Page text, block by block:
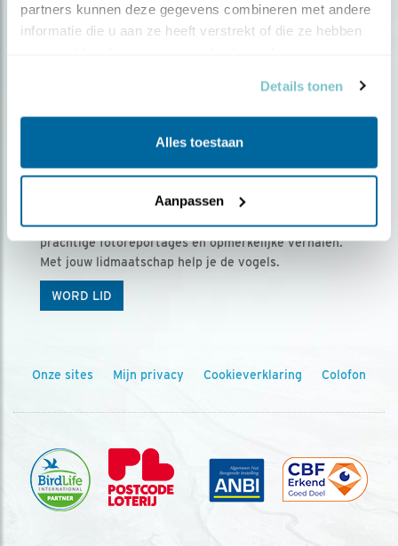
partners kunnen deze gegevens combineren met andere
informatie die u aan ze heeft verstrekt of die ze hebben
Details tonen
Alles toestaan
Aanpassen
Ontvang 5 x Vogels voor € 36,00 per jaar
Vogels is het tijdschrift voor onze leden, met
prachtige fotoreportages en opmerkelijke verhalen.
Met jouw lidmaatschap help je de vogels.
WORD LID
Onze sites Mijn privacy Cookieverklaring Colofon